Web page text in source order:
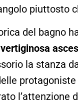
piuttosto
del bagno
vertiginosa
la stanza
l’attenzione